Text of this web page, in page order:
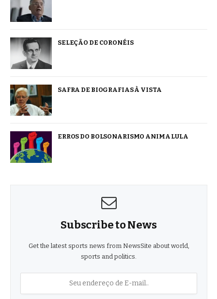
SELEÇÃO DE CORONÉIS
SAFRA DE BIOGRAFIAS À VISTA
ERROS DO BOLSONARISMO ANIMA LULA
Subscribe to News
Get the latest sports news from NewsSite about world,
sports and politics.